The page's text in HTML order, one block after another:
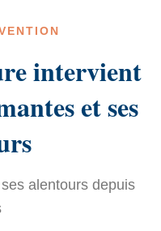
intervient
et ses
alentours depuis